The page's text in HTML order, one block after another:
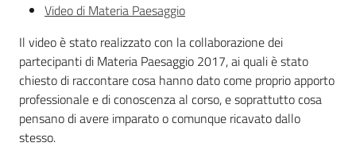
Norme
e
atti
Video di Materia Paesaggio
Il video è stato realizzato con la collaborazione dei
partecipanti di Materia Paesaggio 2017, ai quali è stato
chiesto di raccontare cosa hanno dato come proprio apporto
professionale e di conoscenza al corso, e soprattutto cosa
pensano di avere imparato o comunque ricavato dallo
stesso.